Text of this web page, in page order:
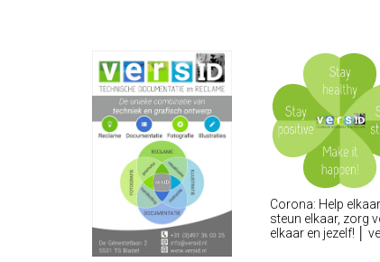
Corona: Help elkaar,
steun elkaar, zorg
elkaar en jezelf! │